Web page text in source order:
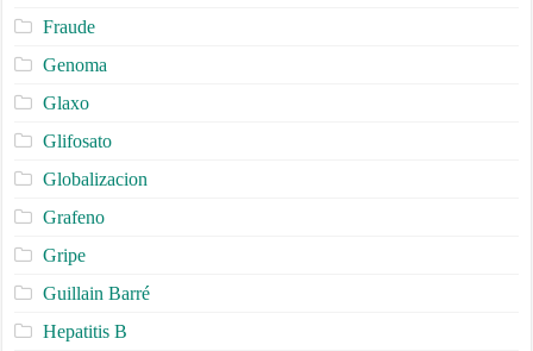
Fraude
Genoma
Glaxo
Glifosato
Globalizacion
Grafeno
Gripe
Guillain Barré
Hepatitis B